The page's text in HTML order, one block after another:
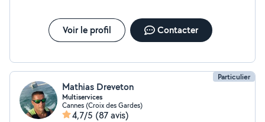
Voir le profil Contacter
Particulier
Mathias Dreveton
Multiservices
Cannes (Croix des Gardes)
4,7/5 (87 avis)